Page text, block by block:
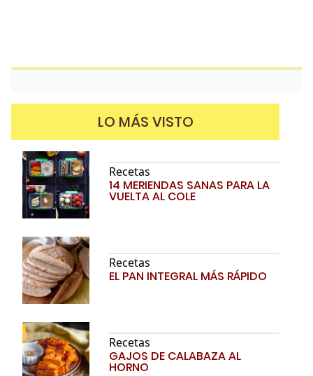
LO MÁS VISTO
Recetas
14 MERIENDAS SANAS PARA LA
VUELTA AL COLE
Recetas
EL PAN INTEGRAL MÁS RÁPIDO
Recetas
GAJOS DE CALABAZA AL
HORNO